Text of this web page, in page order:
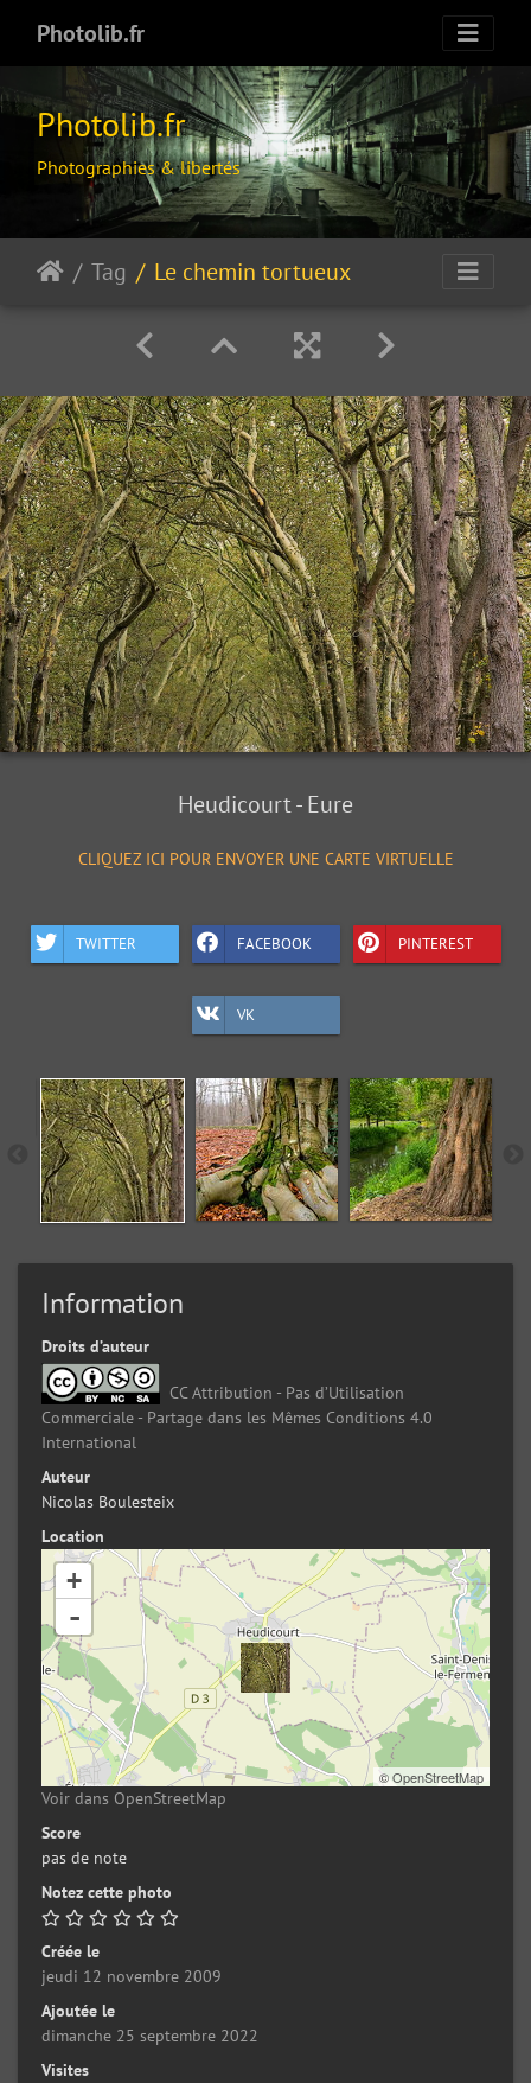
Photolib.fr
Photolib.fr
Photographies & libertés
Tag Le chemin tortueux
Heudicourt - Eure
CLIQUEZ ICI POUR ENVOYER UNE CARTE VIRTUELLE
TWITTER FACEBOOK PINTEREST
VK
Information
Droits d’auteur
CC Attribution - Pas d’Utilisation
Commerciale - Partage dans les Mêmes Conditions 4.0
International
Auteur
Nicolas Boulesteix
Location
+
-
©OpenStreetMap
Voir dans OpenStreetMap
Score
pas de note
Notez cette photo
Créée le
jeudi 12 novembre 2009
Ajoutée le
dimanche 25 septembre 2022
Visites